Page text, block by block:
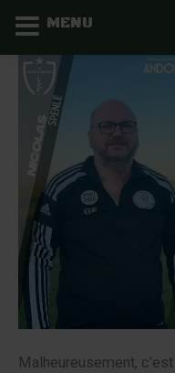
Aller
contenu
Malheureusement,
MENU